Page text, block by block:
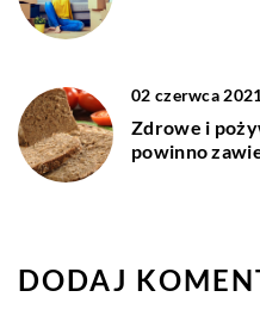
02 czerwca
Zdrowe i
powinno
DODAJ